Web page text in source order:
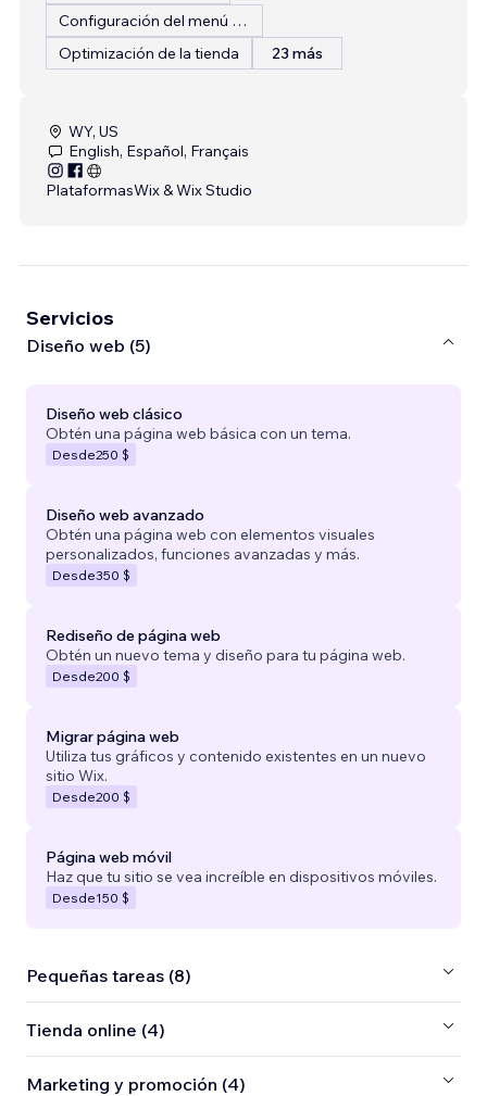
Configuración del menú del restaurante
Optimización de la tienda
23 más
WY, US
English, Español, Français
PlataformasWix & Wix Studio
Servicios
Diseño web (5)
Diseño web clásico
Obtén una página web básica con un tema.
Desde250 $
Diseño web avanzado
Obtén una página web con elementos visuales
personalizados, funciones avanzadas y más.
Desde350 $
Rediseño de página web
Obtén un nuevo tema y diseño para tu página web.
Desde200 $
Migrar página web
Utiliza tus gráficos y contenido existentes en un nuevo
sitio Wix.
Desde200 $
Página web móvil
Haz que tu sitio se vea increíble en dispositivos móviles.
Desde150 $
Pequeñas tareas (8)
Tienda online (4)
Marketing y promoción (4)